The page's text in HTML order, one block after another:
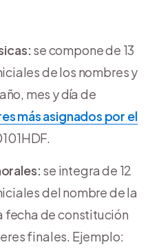
se compone de 13
de los nombres y
mes y día de
más asignados por el
se integra de 12
del nombre de la
fecha de constitución
finales. Ejemplo: